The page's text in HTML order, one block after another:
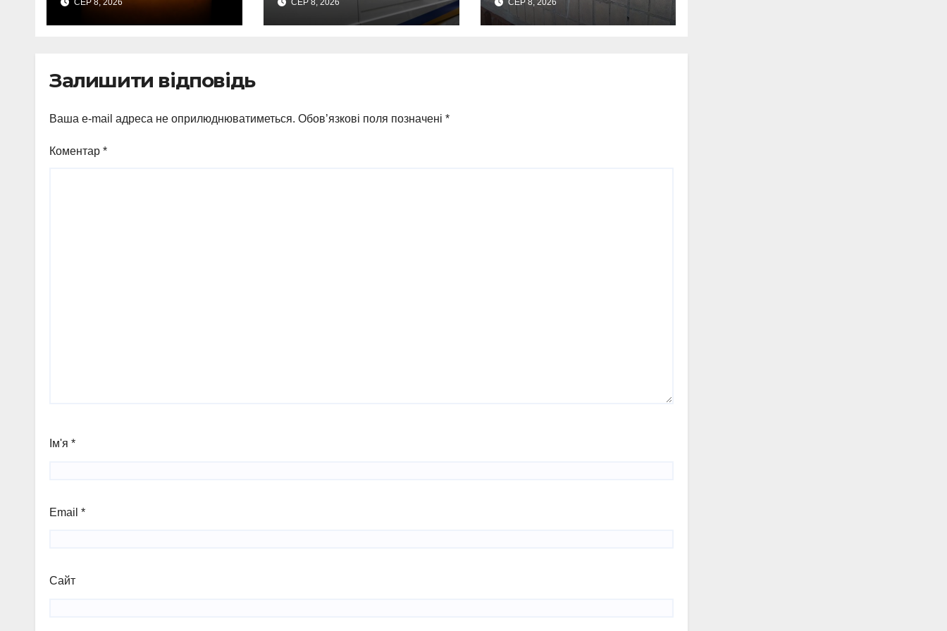
передали
державні
120-мм міну
де виявили
замкнені двері
Залишити відповідь
Ваша e-mail адреса не оприлюднюватиметься. Обов’язкові поля позначені *
Коментар *
Ім'я *
Email *
Сайт